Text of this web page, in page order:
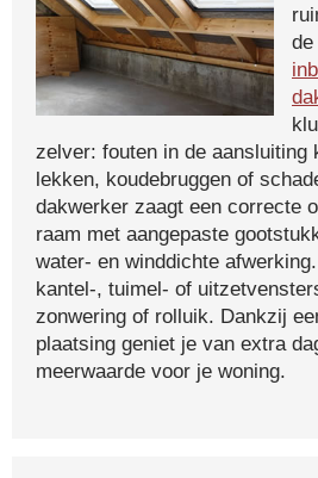
zelver: fouten in de aansluiting
lekken, koudebruggen of
dakwerker zaagt een correcte
raam met aangepaste
water- en winddichte
kantel-, tuimel- of
zonwering of rolluik. Dankzij
plaatsing geniet je van extra
meerwaarde voor je woning.